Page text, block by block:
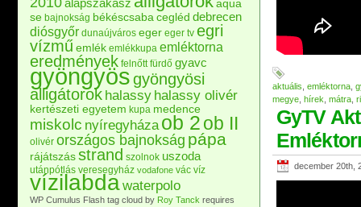
aktuális emléktorna
megye hírek mátra
GyTV
december 20th,
alapszakasz
aqua
se bajnokság békéscsaba cegléd debrecen
diósgyőr dunaújváros eger eger tv egri
vízműemlék emlékkupa emléktorna
eredmények felnőtt fürdő gyavc
gyöngyösgyöngyösi
alligátorok halassy halassy olivér
kertészeti egyetem kupa medence
miskolc nyíregyháza ob 2ob II
olivér országos bajnokság pápa
rájátszás strand szolnok uszoda
utánpótlás veresegyház vodafone vác víz
vízilabdawaterpolo
WP Cumulus Flash tag cloud by Roy Tanck requires